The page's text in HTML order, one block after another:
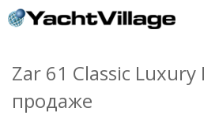
Zar 61 Classic Luxury
продаже